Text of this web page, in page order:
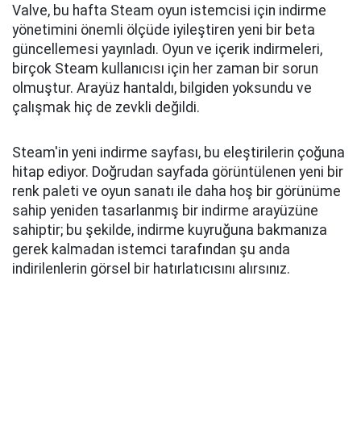
Valve, bu hafta Steam oyun istemcisi için indirme
yönetimini önemli ölçüde iyileştiren yeni bir beta
güncellemesi yayınladı. Oyun ve içerik indirmeleri,
birçok Steam kullanıcısı için her zaman bir sorun
olmuştur. Arayüz hantaldı, bilgiden yoksundu ve
çalışmak hiç de zevkli değildi.
Steam'in yeni indirme sayfası, bu eleştirilerin çoğuna
hitap ediyor. Doğrudan sayfada görüntülenen yeni bir
renk paleti ve oyun sanatı ile daha hoş bir görünüme
sahip yeniden tasarlanmış bir indirme arayüzüne
sahiptir; bu şekilde, indirme kuyruğuna bakmanıza
gerek kalmadan istemci tarafından şu anda
indirilenlerin görsel bir hatırlatıcısını alırsınız.